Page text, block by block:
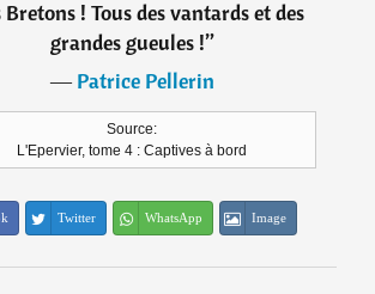
Bretons ! Tous des vantards et des
grandes gueules !”
―Patrice Pellerin
Source:
L'Epervier, tome 4 : Captives à bord
Twitter WhatsApp Image